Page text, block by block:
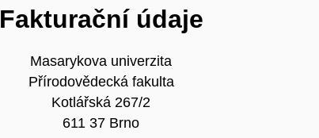
Fakturační údaje
Masarykova univerzita
Přírodovědecká fakulta
Kotlářská 267/2
611 37 Brno